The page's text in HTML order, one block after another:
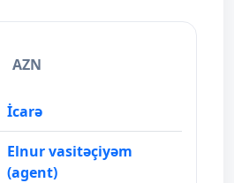
AZN
İcarə
Elnur vasitəçiyəm
(agent)